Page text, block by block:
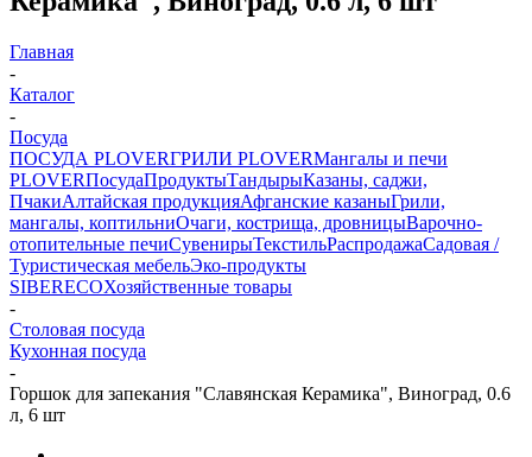
Главная
-
Каталог
-
Посуда
ПОСУДА PLOVERГРИЛИ PLOVERМангалы и печи
PLOVERПосудаПродуктыТандырыКазаны, саджи,
ПчакиАлтайская продукцияАфганские казаныГрили,
мангалы, коптильниОчаги, кострища, дровницыВарочно-
отопительные печиСувенирыТекстильРаспродажаСадовая /
Туристическая мебельЭко-продукты
SIBERECOХозяйственные товары
-
Столовая посуда
Кухонная посуда
-
Горшок для запекания "Славянская Керамика", Виноград, 0.6
л, 6 шт